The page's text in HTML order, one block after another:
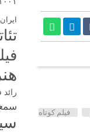
فیلم کوتاه
ایران
رائد